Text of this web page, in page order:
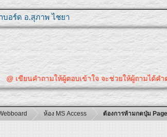
บอร์ด อ.สุภาพ ไชยา
@ เขียนคำถามให้ผู้ตอบเข้าใจ จะช่วยให้ผู้ถามได้ค
ห้อง MS Access ต้องการห้ามกดปุ่ม